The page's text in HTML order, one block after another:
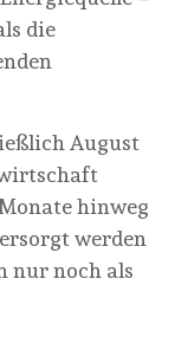
die
August
hinweg
werden
nur noch als